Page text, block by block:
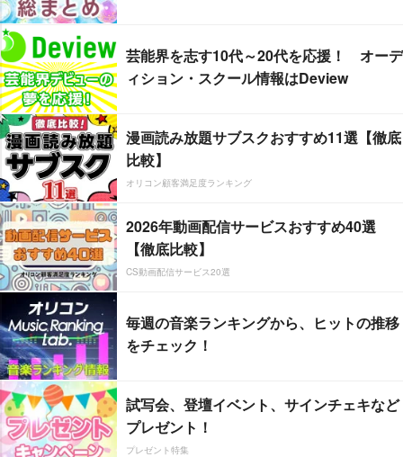
芸能界を志す10代～20代を応援！ オーデ
ィション・スクール情報はDeview
漫画読み放題サブスクおすすめ11選【徹底
比較】
オリコン顧客満足度ランキング
2026年動画配信サービスおすすめ40選
【徹底比較】
CS動画配信サービス20選
毎週の音楽ランキングから、ヒットの推移
をチェック！
試写会、登壇イベント、サインチェキなど
プレゼント！
プレゼント特集